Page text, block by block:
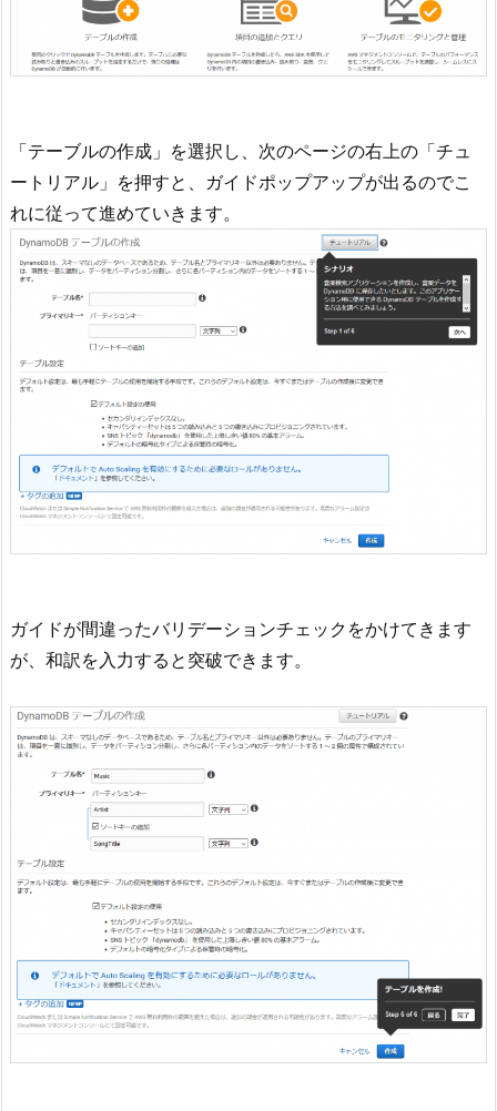
「テーブルの作成」を選択し、次のページの右上の「チュ
ートリアル」を押すと、ガイドポップアップが出るのでこ
れに従って進めていきます。
ガイドが間違ったバリデーションチェックをかけてきます
が、和訳を入力すると突破できます。